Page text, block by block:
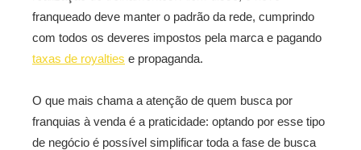
franqueado deve manter o padrão da rede, cumprindo
com todos os deveres impostos pela marca e pagando
taxas de royalties e propaganda.
O que mais chama a atenção de quem busca por
franquias à venda é a praticidade: optando por esse tipo
de negócio é possível simplificar toda a fase de busca